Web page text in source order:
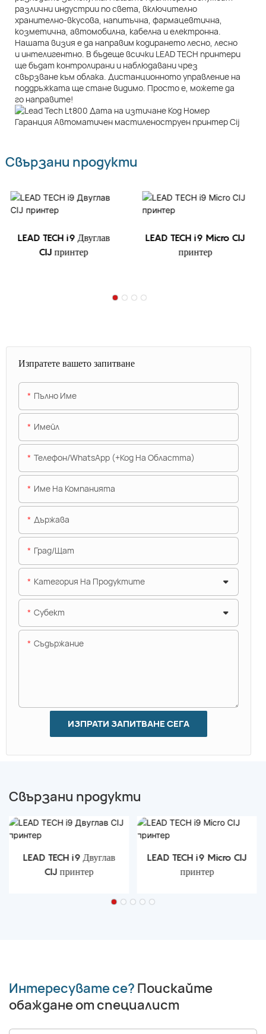
различни индустрии по света, включително
хранително-вкусова, напитъчна, фармацевтична,
козметична, автомобилна, кабелна и електронна.
Нашата визия е да направим кодирането лесно, лесно
и интелигентно. В бъдеще всички LEAD TECH принтери
ще бъдат контролирани и наблюдавани чрез
свързване към облака. Дистанционното управление на
поддръжката ще стане видимо. Просто е, можете да
го направите!
Свързани продукти
LEAD TECH i9 Двуглав
CIJ принтер
LEAD TECH i9 Micro CIJ
принтер
Изпратете вашето запитване
Пълно Име
Имейл
Телефон/WhatsApp (+Код На Областта)
Име На Компанията
Държава
Град/щат
Категория На Продуктите
Субект
Съдържание
ИЗПРАТИ ЗАПИТВАНЕ СЕГА
Свързани продукти
LEAD TECH i9 Двуглав
CIJ принтер
LEAD TECH i9 Micro CIJ
принтер
Интересувате се? Поискайте
обаждане от специалист